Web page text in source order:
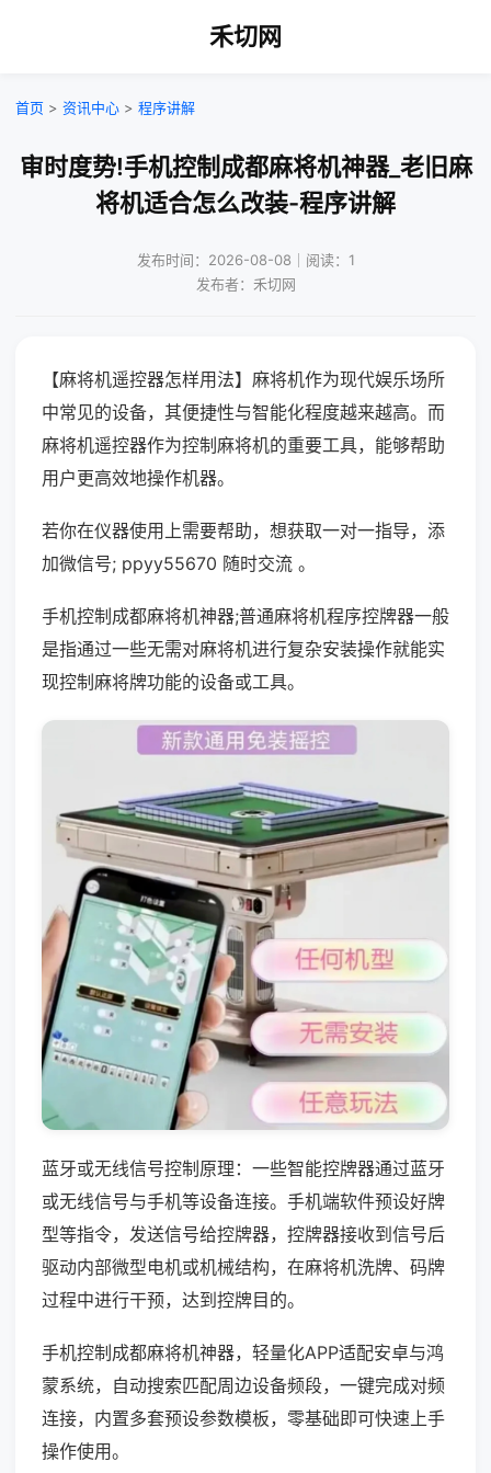
禾切网
首页 > 资讯中心 > 程序讲解
审时度势!手机控制成都麻将机神器_老旧麻
将机适合怎么改装-程序讲解
发布时间：2026-08-08｜阅读：1
发布者：禾切网
【麻将机遥控器怎样用法】麻将机作为现代娱乐场所
中常见的设备，其便捷性与智能化程度越来越高。而
麻将机遥控器作为控制麻将机的重要工具，能够帮助
用户更高效地操作机器。
若你在仪器使用上需要帮助，想获取一对一指导，添
加微信号; ppyy55670 随时交流 。
手机控制成都麻将机神器;普通麻将机程序控牌器一般
是指通过一些无需对麻将机进行复杂安装操作就能实
现控制麻将牌功能的设备或工具。
蓝牙或无线信号控制原理：一些智能控牌器通过蓝牙
或无线信号与手机等设备连接。手机端软件预设好牌
型等指令，发送信号给控牌器，控牌器接收到信号后
驱动内部微型电机或机械结构，在麻将机洗牌、码牌
过程中进行干预，达到控牌目的。
手机控制成都麻将机神器，轻量化APP适配安卓与鸿
蒙系统，自动搜索匹配周边设备频段，一键完成对频
连接，内置多套预设参数模板，零基础即可快速上手
操作使用。